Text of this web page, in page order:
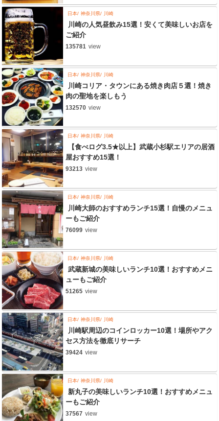
日本 神奈川県 川崎
川崎の人気昼飲み15選！安くて美味しいお店を
ご紹介
135781 view
日本 神奈川県 川崎
川崎コリア・タウンにある焼き肉店５選！焼き
肉の聖地を楽しもう
132570 view
日本 神奈川県 川崎
【食べログ3.5★以上】武蔵小杉駅エリアの居酒
屋おすすめ15選！
93213 view
日本 神奈川県 川崎
川崎大師のおすすめランチ15選！自慢のメニュ
ーもご紹介
76099 view
日本 神奈川県 川崎
武蔵新城の美味しいランチ10選！おすすめメニ
ューもご紹介
51265 view
日本 神奈川県 川崎
川崎駅周辺のコインロッカー10選！場所やアク
セス方法を徹底リサーチ
39424 view
日本 神奈川県 川崎
新丸子の美味しいランチ10選！おすすめメニュ
ーもご紹介
37567 view